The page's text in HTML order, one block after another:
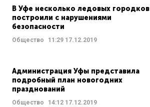
В Уфе несколько ледовых городков
построили с нарушениями
безопасности
Общество 11:29 17.12.2019
Администрация Уфы представила
подробный план новогодних
празднований
Общество 14:12 17.12.2019